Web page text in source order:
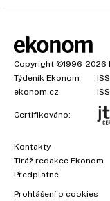
Copyright ©1996-2026
Týdeník Ekonom
ekonom.cz
Certifikováno:
Kontakty
Tiráž redakce Ekonom
Předplatné
Prohlášení o cookies